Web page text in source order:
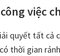
việc
quyết tất cả
thời gian